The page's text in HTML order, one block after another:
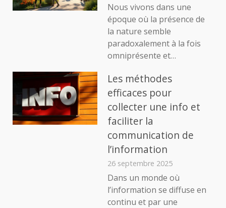
Nous vivons dans une
époque où la présence de
la nature semble
paradoxalement à la fois
omniprésente et…
Les méthodes
efficaces pour
collecter une info et
faciliter la
communication de
l’information
26 septembre 2025
Dans un monde où
l’information se diffuse en
continu et par une